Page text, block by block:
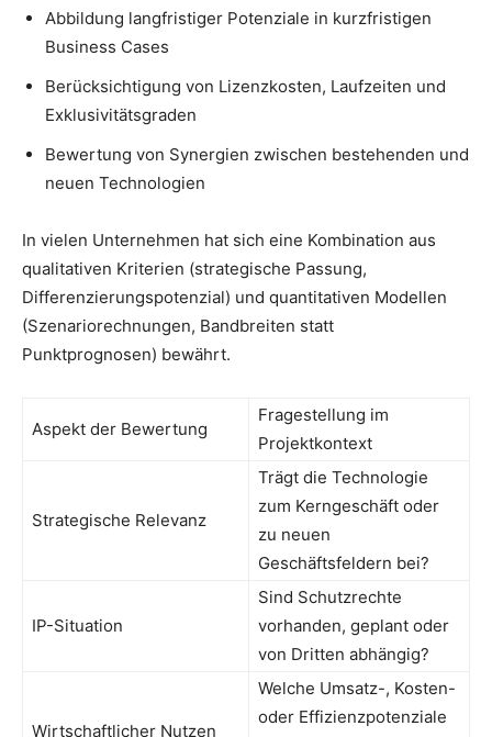
Abbildung langfristiger Potenziale in kurzfristigen
Business Cases
Berücksichtigung von Lizenzkosten, Laufzeiten und
Exklusivitätsgraden
Bewertung von Synergien zwischen bestehenden und
neuen Technologien
In vielen Unternehmen hat sich eine Kombination aus
qualitativen Kriterien (strategische Passung,
Differenzierungspotenzial) und quantitativen Modellen
(Szenariorechnungen, Bandbreiten statt
Punktprognosen) bewährt.
Aspekt der Bewertung
Fragestellung im
Projektkontext
Strategische Relevanz
Trägt die Technologie
zum Kerngeschäft oder
zu neuen
Geschäftsfeldern bei?
IP-Situation
Sind Schutzrechte
vorhanden, geplant oder
von Dritten abhängig?
Wirtschaftlicher Nutzen
Welche Umsatz-, Kosten-
oder Effizienzpotenziale